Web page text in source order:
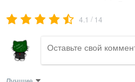
4.1 / 14